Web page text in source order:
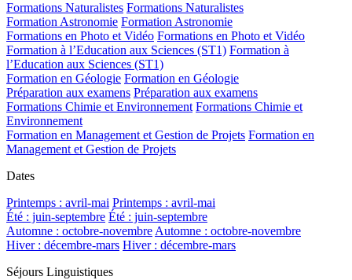
Formations Naturalistes Formations Naturalistes
Formation Astronomie Formation Astronomie
Formations en Photo et Vidéo Formations en Photo et Vidéo
Formation à l’Education aux Sciences (ST1) Formation à
l’Education aux Sciences (ST1)
Formation en Géologie Formation en Géologie
Préparation aux examens Préparation aux examens
Formations Chimie et Environnement Formations Chimie et
Environnement
Formation en Management et Gestion de Projets Formation en
Management et Gestion de Projets
Dates
Printemps : avril-mai Printemps : avril-mai
Été : juin-septembre Été : juin-septembre
Automne : octobre-novembreAutomne : octobre-novembre
Hiver : décembre-mars Hiver : décembre-mars
Séjours Linguistiques